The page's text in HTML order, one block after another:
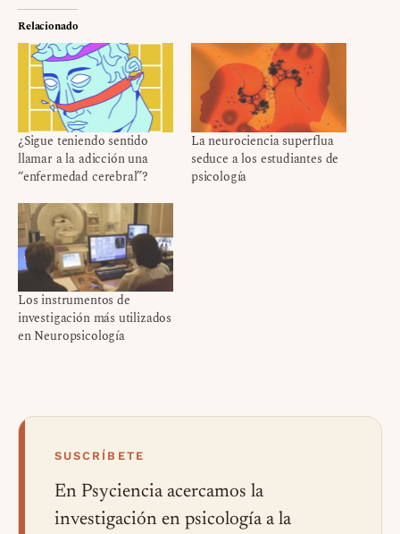
Relacionado
¿Sigue teniendo sentido
llamar a la adicción una
“enfermedad cerebral”?
La neurociencia superflua
seduce a los estudiantes de
psicología
Los instrumentos de
investigación más utilizados
en Neuropsicología
SUSCRÍBETE
En Psyciencia acercamos la
investigación en psicología a la